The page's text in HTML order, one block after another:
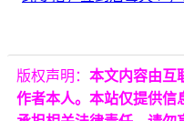
版权声明： 本文内容由互
作者本人。本站仅提供信